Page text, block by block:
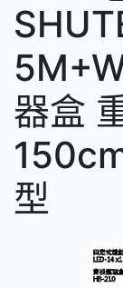
器盒
型